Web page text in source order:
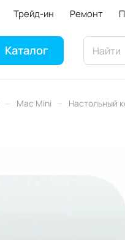
Трейд-ин Ремонт
Каталог
– Mac Mini – Настольный